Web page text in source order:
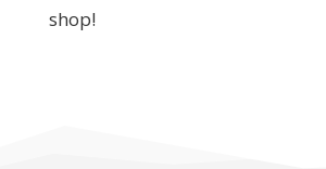
shop!